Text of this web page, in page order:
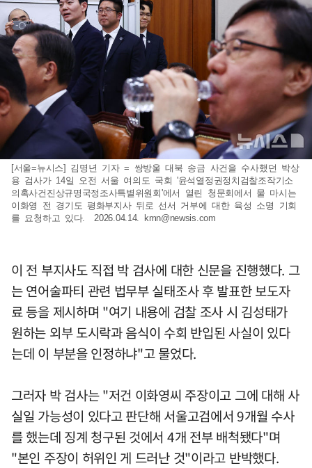
[서울=뉴시스] 김명년 기자 = 쌍방울 대북 송금 사건을 수사했던 박상
용 검사가 14일 오전 서울 여의도 국회 '윤석열정권정치검찰조작기소
의혹사건진상규명국정조사특별위원회'에서 열린 청문회에서 물 마시는
이화영 전 경기도 평화부지사 뒤로 선서 거부에 대한 육성 소명 기회
를 요청하고 있다. 2026.04.14.
kmn@newsis.com
이 전 부지사도 직접 박 검사에 대한 신문을 진행했다. 그
는 연어술파티 관련 법무부 실태조사 후 발표한 보도자
료 등을 제시하며 "여기 내용에 검찰 조사 시 김성태가
원하는 외부 도시락과 음식이 수회 반입된 사실이 있다
는데 이 부분을 인정하냐"고 물었다.
그러자 박 검사는 "저건 이화영씨 주장이고 그에 대해 사
실일 가능성이 있다고 판단해 서울고검에서 9개월 수사
를 했는데 징계 청구된 것에서 4개 전부 배척됐다"며
"본인 주장이 허위인 게 드러난 것"이라고 반박했다.